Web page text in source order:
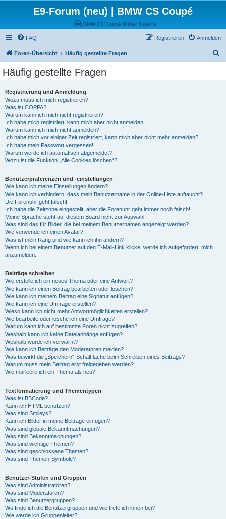
E9-Forum (neu) | BMW CS Coupé
BMW CS Coupe Bilder Galerie
FAQ Anmelden
Registrieren
Foren-Übersicht Häufig gestellte Fragen
Häufig gestellte Fragen
Registrierung und Anmeldung
Wozu muss ich mich registrieren?
Was ist COPPA?
Warum kann ich mich nicht registrieren?
Ich habe mich registriert, kann mich aber nicht anmelden!
Warum kann ich mich nicht anmelden?
Ich habe mich vor einiger Zeit registriert, kann mich aber nicht mehr anmelden?!
Ich habe mein Passwort vergessen!
Warum werde ich automatisch abgemeldet?
Wozu ist die Funktion „Alle Cookies löschen“?
Benutzerpräferenzen und -einstellungen
Wie kann ich meine Einstellungen ändern?
Wie kann ich verhindern, dass mein Benutzername in der Online-Liste auftaucht?
Die Forenuhr geht falsch!
Ich habe die Zeitzone eingestellt, aber die Forenuhr geht immer noch falsch!
Meine Sprache steht auf diesem Board nicht zur Auswahl!
Was sind das für Bilder, die bei meinem Benutzernamen angezeigt werden?
Wie verwende ich einen Avatar?
Was ist mein Rang und wie kann ich ihn ändern?
Wenn ich bei einem Benutzer auf den E-Mail-Link klicke, werde ich aufgefordert, mich
anzumelden.
Beiträge schreiben
Wie erstelle ich ein neues Thema oder eine Antwort?
Wie kann ich einen Beitrag bearbeiten oder löschen?
Wie kann ich meinem Beitrag eine Signatur anfügen?
Wie kann ich eine Umfrage erstellen?
Wieso kann ich nicht mehr Antwortmöglichkeiten erstellen?
Wie bearbeite oder lösche ich eine Umfrage?
Warum kann ich auf bestimmte Foren nicht zugreifen?
Weshalb kann ich keine Dateianhänge anfügen?
Weshalb wurde ich verwarnt?
Wie kann ich Beiträge den Moderatoren melden?
Was bewirkt die „Speichern“-Schaltfläche beim Schreiben eines Beitrags?
Warum muss mein Beitrag erst freigegeben werden?
Wie markiere ich ein Thema als neu?
Textformatierung und Thementypen
Was ist BBCode?
Kann ich HTML benutzen?
Was sind Smileys?
Kann ich Bilder in meine Beiträge einfügen?
Was sind globale Bekanntmachungen?
Was sind Bekanntmachungen?
Was sind wichtige Themen?
Was sind geschlossene Themen?
Was sind Themen-Symbole?
Benutzer-Stufen und Gruppen
Was sind Administratoren?
Was sind Moderatoren?
Was sind Benutzergruppen?
Wo finde ich die Benutzergruppen und wie trete ich ihnen bei?
Wie werde ich Gruppenleiter?